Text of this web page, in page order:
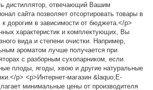
дистиллятор, отвечающий Вашим
сайта позволяет отсортировать товары в
к дорогим в зависимости от бюджета.</p>
характеристик и комплектующих, Вы
вида и степени очистки. Например,
ароматом лучше получается при
с разборным сухопарником, если
плоды, ягоды, хвою и другие натуральные
p> <p>Интернет-магазин &laquo;Е-
минимальные цены от производителя